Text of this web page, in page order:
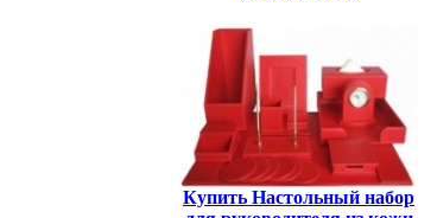
Купить Настольный набор